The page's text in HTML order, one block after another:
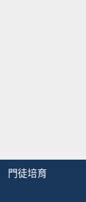
門徒培育